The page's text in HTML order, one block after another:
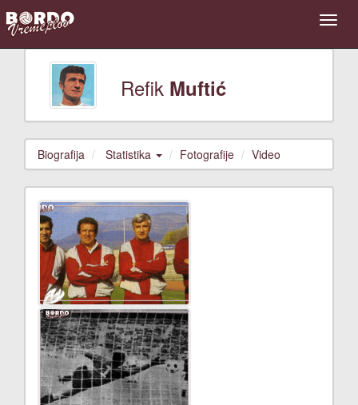
Refik Muftić
Biografija Statistika Fotografije Video